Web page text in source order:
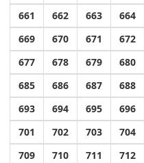
661
662 663 664
669
670 671 672
677
678 679 680
685
686 687 688
693
694 695 696
701
702 703 704
709
710 711 712